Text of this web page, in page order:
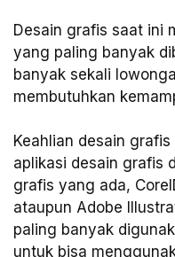
Desain grafis saat ini
yang paling banyak
banyak sekali
membutuhkan
Keahlian desain
aplikasi desain grafis
grafis yang ada,
ataupun Adobe
paling banyak
untuk bisa